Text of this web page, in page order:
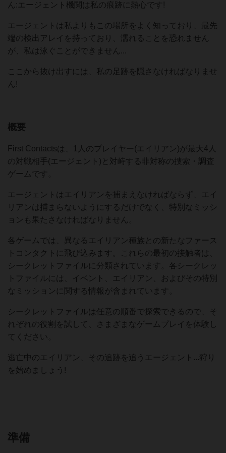
ん:エージェント機関は私の痕跡に熱心です!
エージェントは私よりもこの場所をよく知っており、最先
端の検出アレイを持っており、濡れることを恐れません
が、私は泳ぐことができません...
ここから抜け出すには、私の足跡を隠さなければなりませ
ん!
概要
First Contactsは、1人のプレイヤー(エイリアン)が最大4人
の対戦相手(エージェント)と対峙する非対称の捜索・調査
ゲームです。
エージェントはエイリアンを捕まえなければならず、エイ
リアンは捕まらないようにするだけでなく、特別なミッシ
ョンも果たさなければなりません。
各ゲームでは、異なるエイリアン種族との新たなファース
トコンタクトに飛び込みます。これらの最初の接触者は、
シークレットファイルに分類されています。各シークレッ
トファイルには、イベント、エイリアン、およびその特別
なミッションに関する情報が含まれています。
シークレットファイルは任意の順番で探索できるので、そ
れぞれの役割を試して、さまざまなゲームプレイを体験し
てください。
逃亡中のエイリアン、その追跡を追うエージェント...狩り
を始めましょう!
準備